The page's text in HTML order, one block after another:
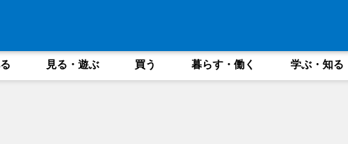
見る・遊ぶ 買う 暮らす・働く 学ぶ・知る